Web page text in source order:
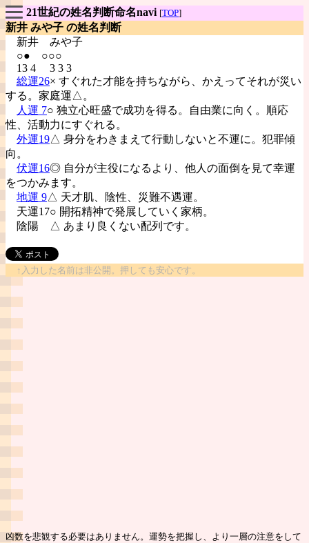
21世紀の姓名判断命名navi [TOP]
新井 みや子 の姓名判断
新井 みや子
○● ○○○
13 4 3 3 3
総運26× すぐれた才能を持ちながら、かえってそれが災い
する。家庭運△。
人運 7○ 独立心旺盛で成功を得る。自由業に向く。順応
性、活動力にすぐれる。
外運19△ 身分をわきまえて行動しないと不運に。犯罪傾
向。
伏運16◎ 自分が主役になるより、他人の面倒を見て幸運
をつかみます。
地運 9△ 天才肌、陰性、災難不遇運。
天運17○ 開拓精神で発展していく家柄。
陰陽
△ あまり良くない配列です。
↑入力した名前は非公開。押しても安心です。
凶数を悲観する必要はありません。運勢を把握し、より一層の注意をして